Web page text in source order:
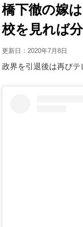
橋下徹の嫁
校を見れば
更新日： 2020年7月8日
政界を引退後は再びテ